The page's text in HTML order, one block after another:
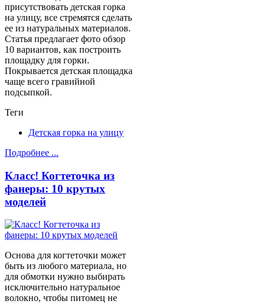
присутствовать детская горка
на улицу, все стремятся сделать
ее из натуральных материалов.
Статья предлагает фото обзор
10 вариантов, как построить
площадку для горки.
Покрывается детская площадка
чаще всего гравийной
подсыпкой.
Теги
Детская горка на улицу
Подробнее ...
Класс! Когтеточка из
фанеры: 10 крутых
моделей
Основа для когтеточки может
быть из любого материала, но
для обмотки нужно выбирать
исключительно натуральное
волокно, чтобы питомец не